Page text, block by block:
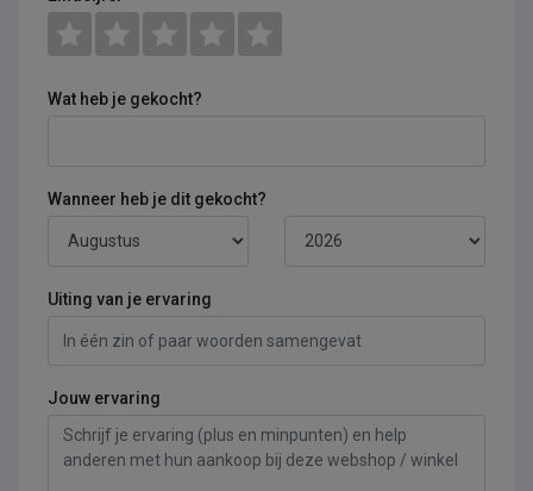
Wat heb je gekocht?
Wanneer heb je dit gekocht?
Uiting van je ervaring
Jouw ervaring